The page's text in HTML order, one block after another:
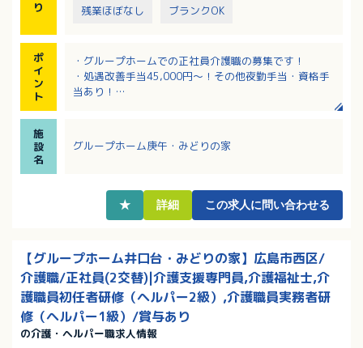
り
残業ほぼなし ブランクOK
ポ
イ
ン
ト
・グループホームでの正社員介護職の募集です！
・処遇改善手当45,000円～！その他夜勤手当・資格手
当あり！
施
設
名
グループホーム庚午・みどりの家
★ 詳細 この求人に問い合わせる
【グループホーム井口台・みどりの家】広島市西区/
介護職/正社員(2交替)|介護支援専門員,介護福祉士,介
護職員初任者研修（ヘルパー2級）,介護職員実務者研
修（ヘルパー1級）/賞与あり
の介護・ヘルパー職求人情報